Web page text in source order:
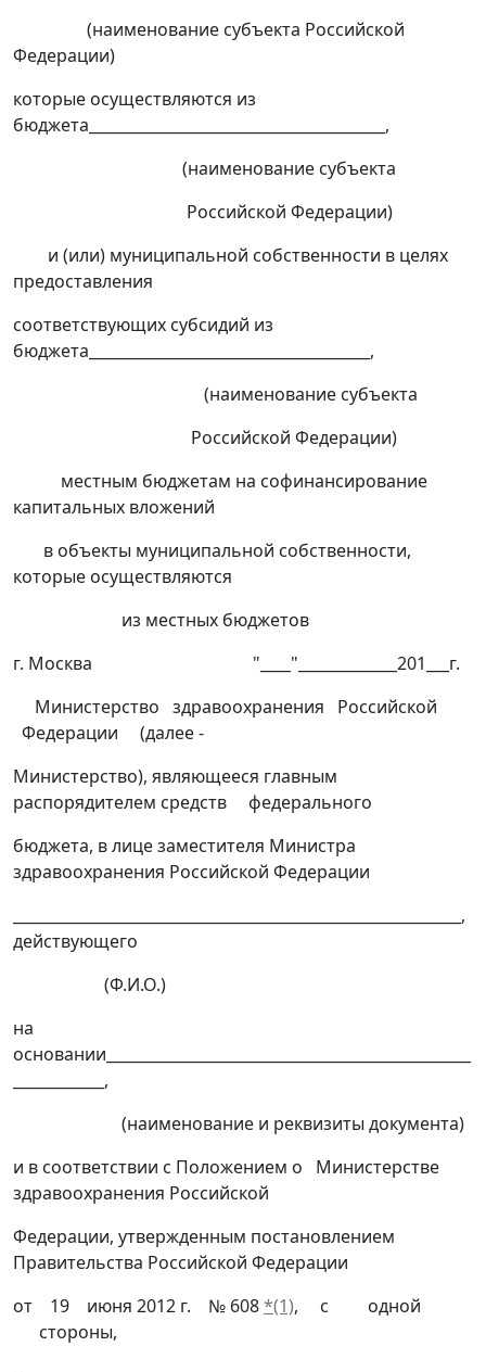
(наименование субъекта Российской
Федерации)
которые осуществляются из
бюджета_______________________________________,
(наименование субъекта
Российской Федерации)
и (или) муниципальной собственности в целях
предоставления
соответствующих субсидий из
бюджета_____________________________________,
(наименование субъекта
Российской Федерации)
местным бюджетам на софинансирование
капитальных вложений
в объекты муниципальной собственности,
которые осуществляются
из местных бюджетов
г. Москва "____"_____________201___г.
Министерство здравоохранения Российской
Федерации (далее -
Министерство), являющееся главным
распорядителем средств федерального
бюджета, в лице заместителя Министра
здравоохранения Российской Федерации
___________________________________________________________,
действующего
(Ф.И.О.)
на
основании________________________________________________
____________,
(наименование и реквизиты документа)
и в соответствии с Положением о Министерстве
здравоохранения Российской
Федерации, утвержденным постановлением
Правительства Российской Федерации
от 19 июня 2012 г. № 608*(1), с одной
стороны,